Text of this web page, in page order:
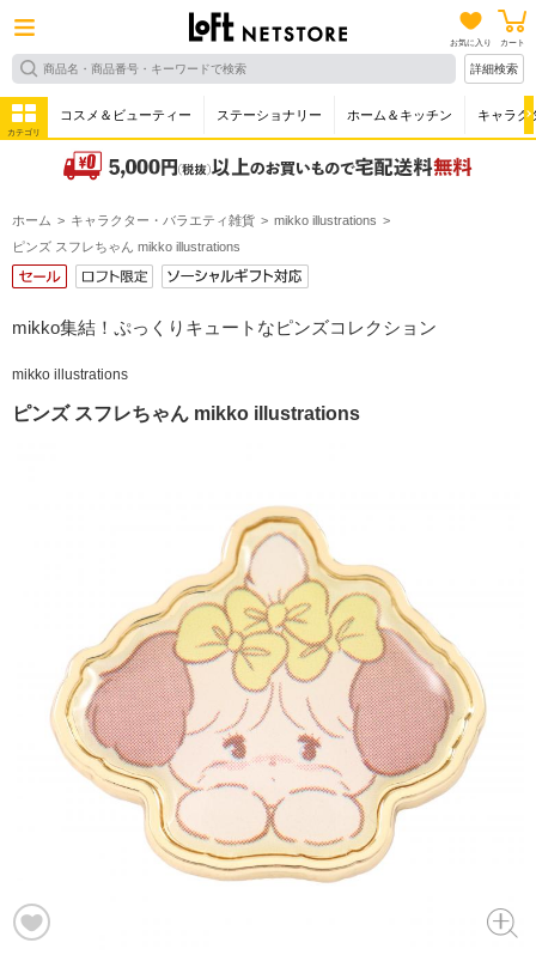
お気に入り カート
詳細検索
カテゴリ
コスメ＆ビューティー ステーショナリー ホーム＆キッチン キャラク
ホーム キャラクター・バラエティ雑貨
mikko illustrations
ピンズ スフレちゃん mikko illustrations
mikko集結！ぷっくりキュートなピンズコレクション
mikko illustrations
ピンズ スフレちゃん mikko illustrations